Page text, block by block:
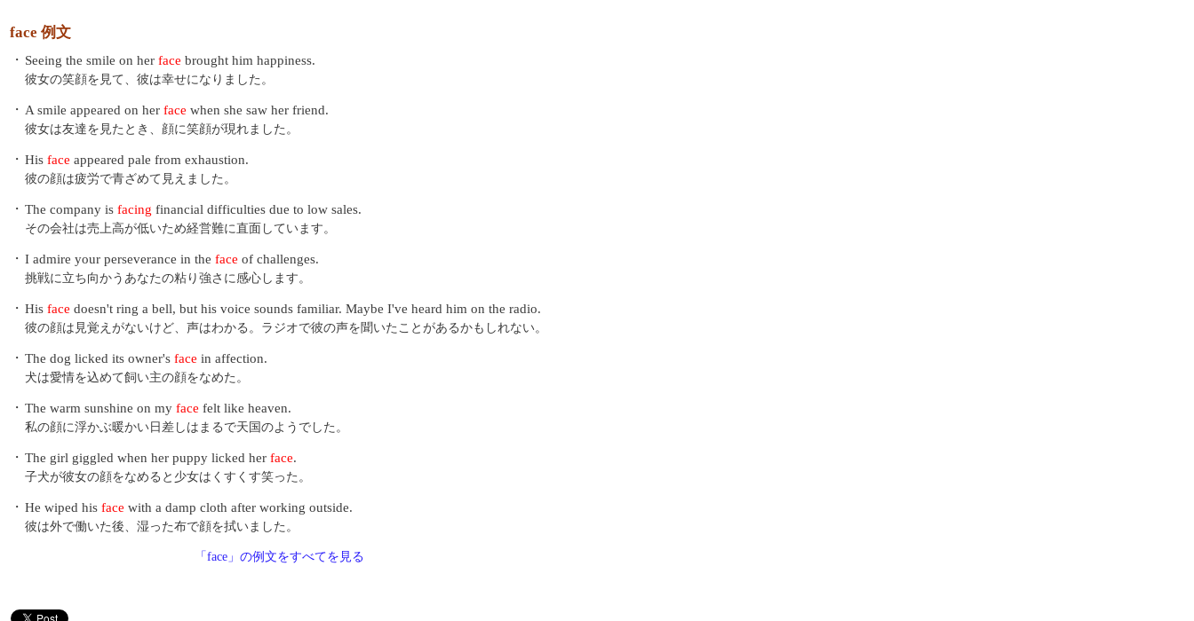
face 例文
・ Seeing the smile on her face brought him happiness.
彼女の笑顔を見て、彼は幸せになりました。
・ A smile appeared on her face when she saw her friend.
彼女は友達を見たとき、顔に笑顔が現れました。
・ His face appeared pale from exhaustion.
彼の顔は疲労で青ざめて見えました。
・ The company is facing financial difficulties due to low sales.
その会社は売上高が低いため経営難に直面しています。
・ I admire your perseverance in the face of challenges.
挑戦に立ち向かうあなたの粘り強さに感心します。
・ His face doesn't ring a bell, but his voice sounds familiar. Maybe I've heard him on the radio.
彼の顔は見覚えがないけど、声はわかる。ラジオで彼の声を聞いたことがあるかもしれない。
・ The dog licked its owner's face in affection.
犬は愛情を込めて飼い主の顔をなめた。
・ The warm sunshine on my face felt like heaven.
私の顔に浮かぶ暖かい日差しはまるで天国のようでした。
・ The girl giggled when her puppy licked her face.
子犬が彼女の顔をなめると少女はくすくす笑った。
・ He wiped his face with a damp cloth after working outside.
彼は外で働いた後、湿った布で顔を拭いました。
「face」の例文をすべてを見る